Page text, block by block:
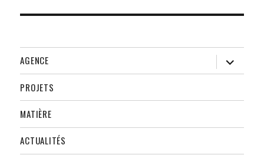
AGENCE ouvrir
le
sous-
PROJETS
MATIÈRE
ACTUALITÉS